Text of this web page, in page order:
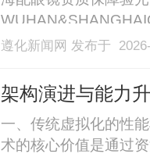
业验光配镜的写字楼
40%-60%优惠，兼顾
遵化新闻网 发布于
架构演进与能力
新，赋能大数据
一、传统虚拟化的性
术的核心价值是通过